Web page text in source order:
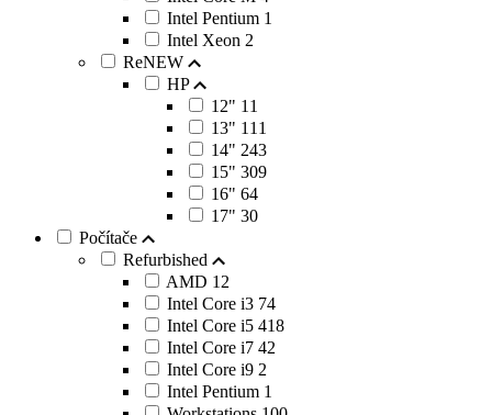
Intel Pentium 1
Intel Xeon 2
ReNEW
HP
12" 11
13" 111
14" 243
15" 309
16" 64
17" 30
Počítače
Refurbished
AMD 12
Intel Core i3 74
Intel Core i5 418
Intel Core i7 42
Intel Core i9 2
Intel Pentium 1